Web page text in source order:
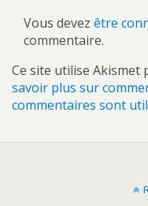
Vous devez être
commentaire.
Ce site utilise Akismet
savoir plus sur
commentaires sont